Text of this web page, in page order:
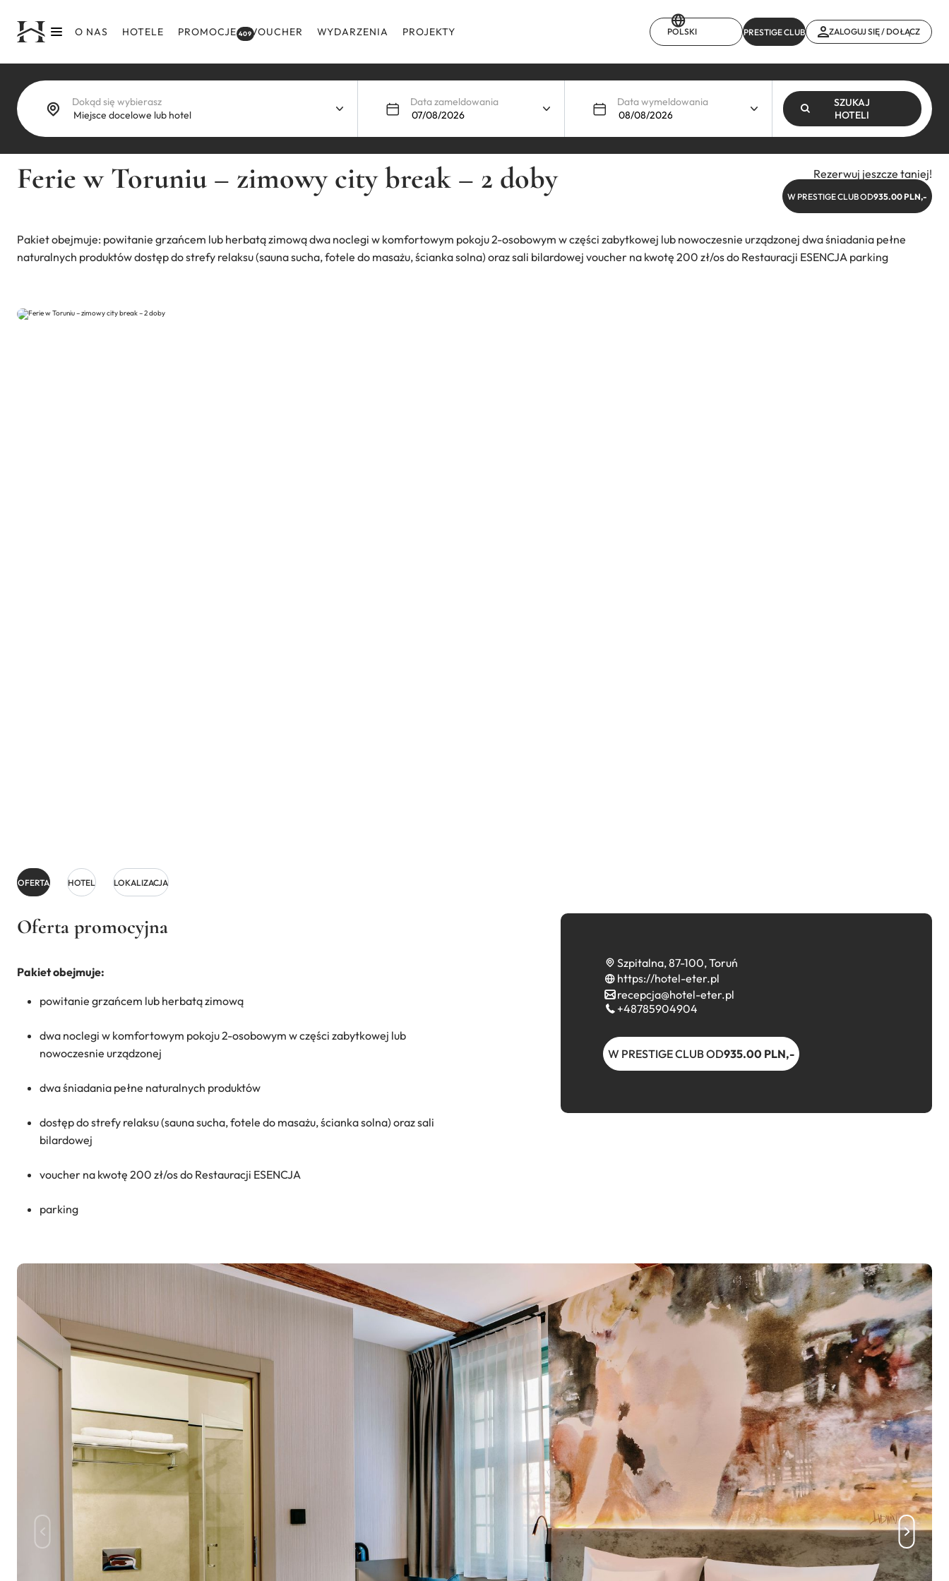
treści
O NAS HOTELE PROMOCJE 409VOUCHER WYDARZENIA PROJEKTY POLSKI PRESTIGE CLUB ZALOGUJ SIĘ / DOŁĄCZ
Dokąd się wybierasz Data zameldowania Data wymeldowania
SZUKAJ
HOTELI
Ferie w Toruniu – zimowy city break – 2 doby Rezerwuj jeszcze taniej!
W PRESTIGE CLUB OD935.00 PLN,-
Pakiet obejmuje: powitanie grzańcem lub herbatą zimową dwa noclegi w komfortowym pokoju 2-osobowym w części zabytkowej lub nowoczesnie urządzonej dwa śniadania pełne
naturalnych produktów dostęp do strefy relaksu (sauna sucha, fotele do masażu, ścianka solna) oraz sali bilardowej voucher na kwotę 200 zł/os do Restauracji ESENCJA parking
OFERTA HOTEL LOKALIZACJA
Oferta promocyjna
Pakiet obejmuje:
powitanie grzańcem lub herbatą zimową
dwa noclegi w komfortowym pokoju 2-osobowym w części zabytkowej lub
nowoczesnie urządzonej
dwa śniadania pełne naturalnych produktów
dostęp do strefy relaksu (sauna sucha, fotele do masażu, ścianka solna) oraz sali
bilardowej
voucher na kwotę 200 zł/os do Restauracji ESENCJA
parking
Szpitalna, 87-100, Toruń
https://hotel-eter.pl
recepcja@hotel-eter.pl
+48785904904
W PRESTIGE CLUB OD935.00 PLN,-